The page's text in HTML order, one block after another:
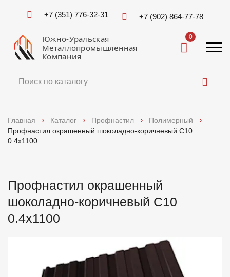
+7 (351) 776-32-31 +7 (902) 864-77-78
Южно-Уральская
Металлопромышленная
Компания
0
Услуги
Доставка и оплата
О компании
Контакты
Главная Каталог Профнастил
Полимерный
Профнастил окрашенный шоколадно-коричневый С10
0.4x1100
Профнастил окрашенный
шоколадно-коричневый С10
0.4x1100